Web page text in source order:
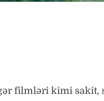
filmləri kimi sakit,